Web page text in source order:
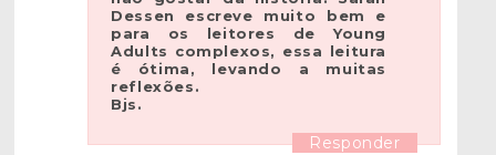
Dessen escreve muito bem e
para os leitores de Young
Adults complexos, essa leitura
é ótima, levando a muitas
reflexões.
Bjs.
Responder